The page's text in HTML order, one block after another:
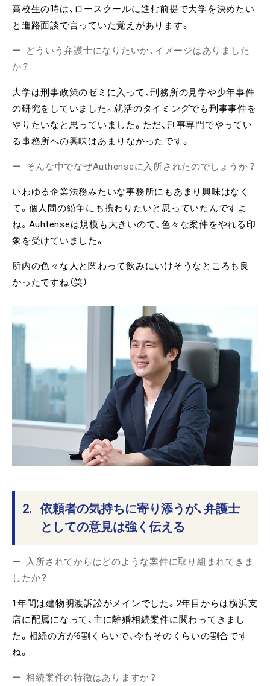
高校生の時は、ロースクールに進む前提で大学を決めたい
と進路面談で言っていた覚えがあります。
どういう弁護士になりたいか、イメージはありました
か？
大学は刑事政策のゼミに入って、刑務所の見学や少年事件
の研究をしていました。就活のタイミングでも刑事事件を
やりたいなと思っていました。ただ、刑事専門でやってい
る事務所への興味はあまりなかったです。
そんな中でなぜAuthenseに入所されたのでしょうか？
いわゆる企業法務みたいな事務所にもあまり興味はなく
て。個人間の紛争にも携わりたいと思っていたんですよ
ね。Auhtenseは規模も大きいので、色々な案件をやれる印
象を受けていました。
所内の色々な人と関わって飲みにいけそうなところも良
かったですね（笑）
2.
依頼者の気持ちに寄り添うが、弁護士
としての意見は強く伝える
入所されてからはどのような案件に取り組まれてきま
したか？
1年間は建物明渡訴訟がメインでした。2年目からは横浜支
店に配属になって、主に離婚相続案件に関わってきまし
た。相続の方が6割くらいで、今もそのくらいの割合です
ね。
相続案件の特徴はありますか？